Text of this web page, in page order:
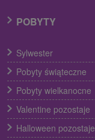
POBYTY
Sylwester
Pobyty świąteczne
Pobyty wielkanocne
Valentine pozostaje
Halloween pozostaje